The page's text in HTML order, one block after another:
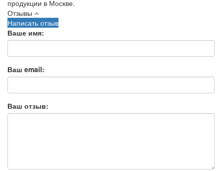
продукции в Москве.
Отзывы
Написать отзыв
Ваше имя:
Ваш email:
Ваш отзыв: